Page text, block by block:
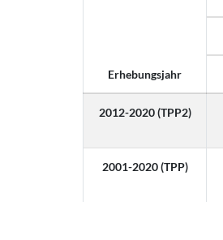
Erhebungsjahr
2012-2020 (TPP2)
2001-2020 (TPP)